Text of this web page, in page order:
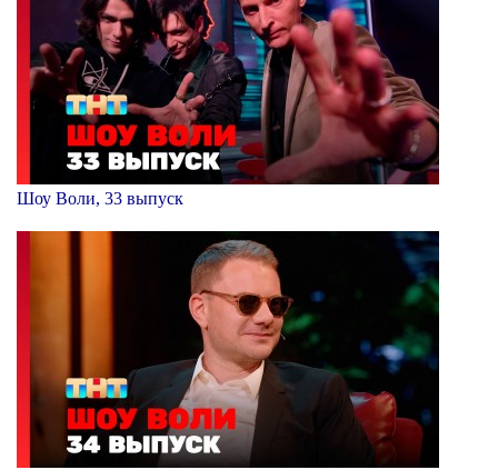
Шоу Воли, 33 выпуск